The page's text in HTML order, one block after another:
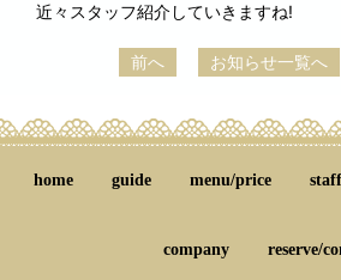
近々スタッフ紹介していきますね!
前へ お知らせ一覧へ
home guide menu/price staff
company reserve/